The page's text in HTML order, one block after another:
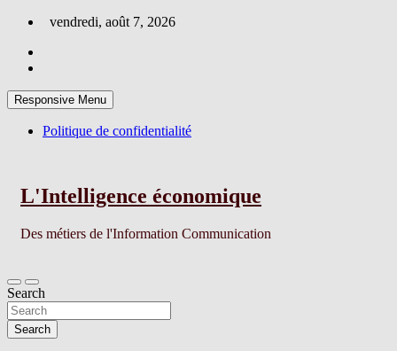
Skip
content
vendredi, août 7, 2026
Responsive Menu
Politique de confidentialité
L'Intelligence économique
Des métiers de l'Information Communication
Search
Search